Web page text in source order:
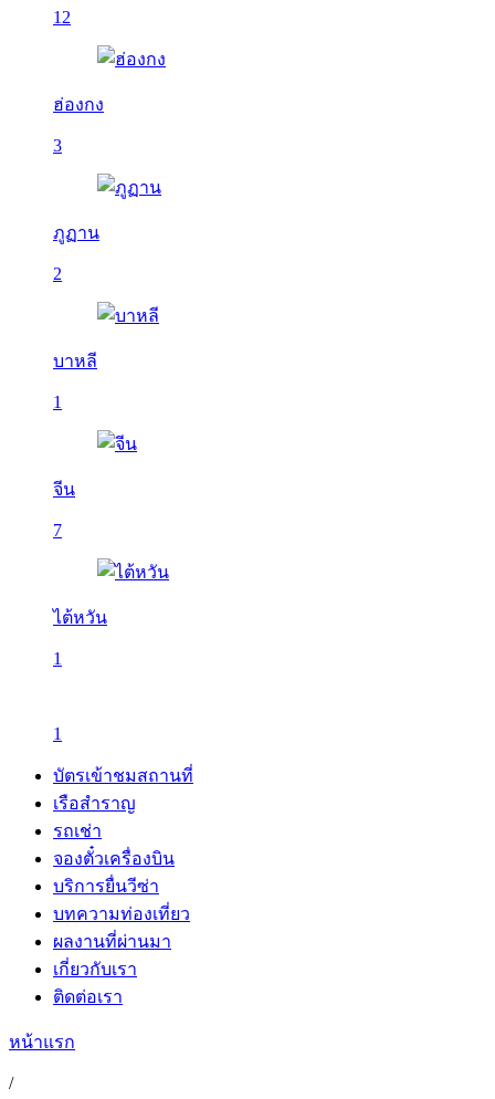
12
ฮ่องกง
3
ภูฏาน
2
บาหลี
1
จีน
7
ไต้หวัน
1
1
บัตรเข้าชมสถานที่
เรือสำราญ
รถเช่า
จองตั๋วเครื่องบิน
บริการยื่นวีซ่า
บทความท่องเที่ยว
ผลงานที่ผ่านมา
เกี่ยวกับเรา
ติดต่อเรา
หน้าแรก
/